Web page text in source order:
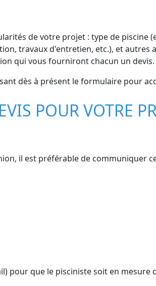
de votre projet : type de piscine
travaux d'entretien, etc.), et autres
qui vous fourniront chacun un
dès à présent le formulaire pour
POUR VOTRE
il est préférable de communiquer
pour que le pisciniste soit en mesure